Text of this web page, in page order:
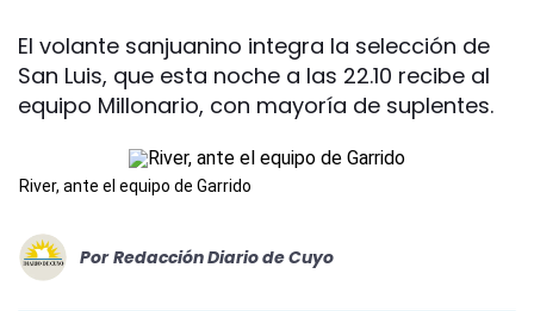
El volante sanjuanino integra la selección de
San Luis, que esta noche a las 22.10 recibe al
equipo Millonario, con mayoría de suplentes.
River, ante el equipo de Garrido
Por Redacción Diario de Cuyo